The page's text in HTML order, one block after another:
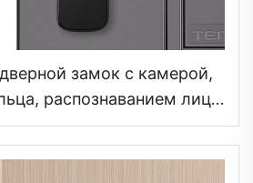
замок с камерой,
распознаванием лица
Tenon A9X